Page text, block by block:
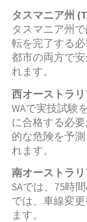
タスマニア州
タスマニア州
転を完了する
都市の両方で
れます。
西オーストラリ
WAで実技試験
に合格する必
的な危険を予
れます。
南オーストラリ
SAでは、75時
では、車線変
ます。